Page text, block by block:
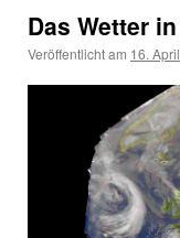
Das Wetter
Veröffentlicht am 16.